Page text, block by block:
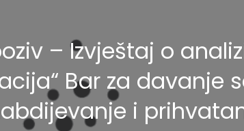
– Izvještaj o
Bar za davanje
i